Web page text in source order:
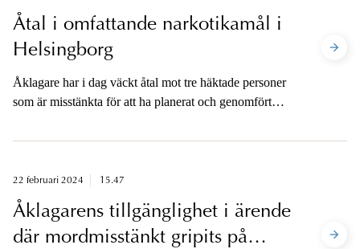
den 1 mars kl. 11.30–12.
Åtal i omfattande narkotikamål i
Helsingborg
Åklagare har i dag väckt åtal mot tre häktade personer
som är misstänkta för att ha planerat och genomfört
Åklagarna är tillgängliga för media i dag.
22 februari 2024 15.47
Åklagarens tillgänglighet i ärende
där mordmisstänkt gripits på